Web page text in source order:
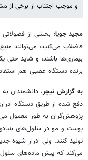
و موجب اجتناب از برخی از
مجید جویا: بخشی از فضولاتی
فاضلاب می‌کنید، می‌توانند
بیماری‌ها باشند، و شاید حتی
برنده دستگاه عصبی هم
به گزارش نیچر، دانشمندان
دفع شده از طریق دستگاه
پژوهش‌گران به طور معمول
تولید کنند. ولی ادرار شیوه
می‌کند که پیش ماده‌های